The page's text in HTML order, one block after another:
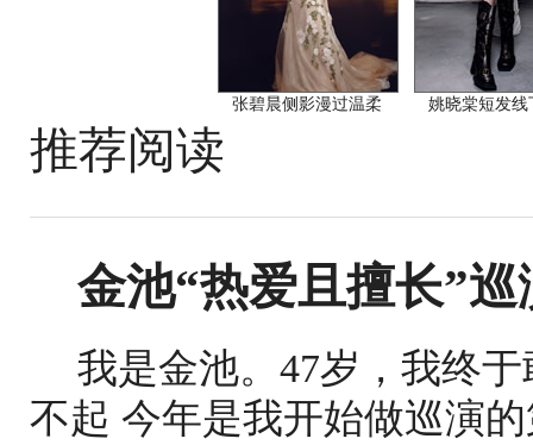
张碧晨侧影漫过温柔 姚晓棠短发线
推荐阅读
金池“热爱且擅长”
我是金池。47岁，我终
不起 今年是我开始做巡演